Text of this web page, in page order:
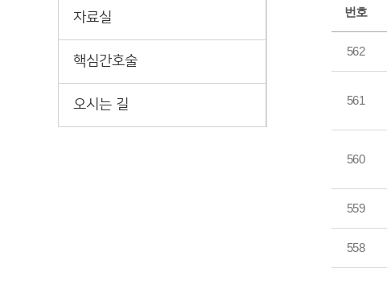
자료실
핵심간호술
오시는 길
번호
562
561
560
559
558